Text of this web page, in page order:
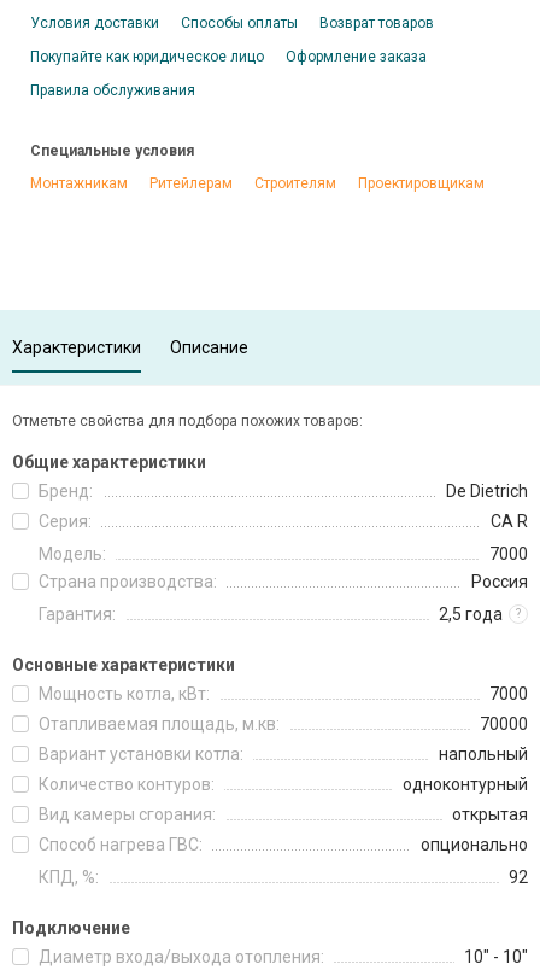
Условия доставки
Способы оплаты
Возврат товаров
Покупайте как юридическое лицо
Оформление заказа
Правила обслуживания
Специальные условия
Монтажникам
Ритейлерам Строителям Проектировщикам
Характеристики Описание
Отметьте свойства для подбора похожих товаров:
Общие характеристики
Бренд:
De Dietrich
Серия:
CA R
Модель:
7000
Страна производства:
Россия
Гарантия:
2,5 года ?
Основные характеристики
Мощность котла, кВт:
7000
Отапливаемая площадь, м.кв:
70000
Вариант установки котла:
напольный
Количество контуров:
одноконтурный
Вид камеры сгорания:
открытая
Способ нагрева ГВС:
опционально
КПД, %:
92
Подключение
Диаметр входа/выхода отопления:
10" - 10"